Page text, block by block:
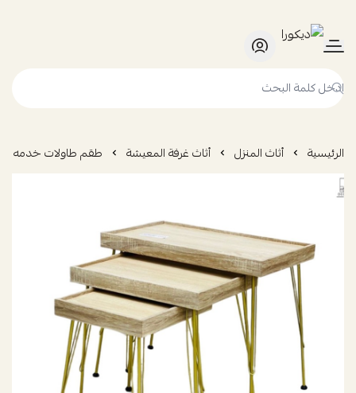
ديكورا
الرئيسية أثاث المنزل أثاث غرفة المعيشة طقم طاولات خدمه